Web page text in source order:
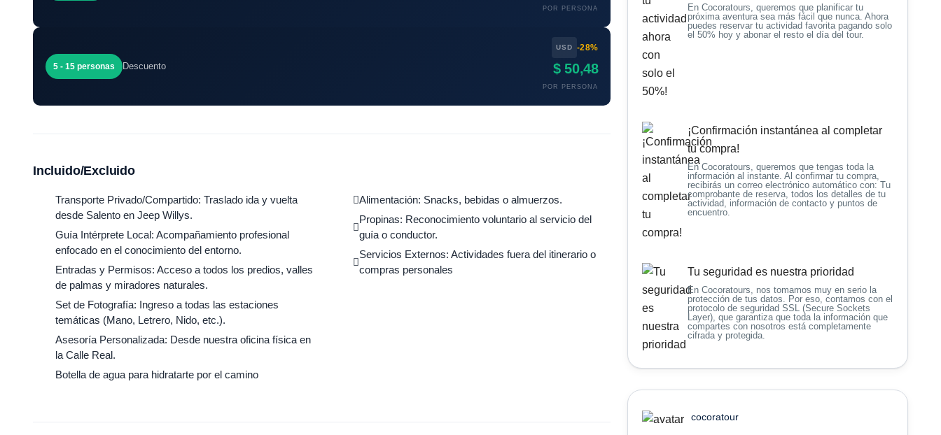
POR PERSONA
5 - 15 personas Descuento
USD -28%
$ 50,48
POR PERSONA
Incluido/Excluido
Transporte Privado/Compartido: Traslado ida y vuelta
desde Salento en Jeep Willys.
Guía Intérprete Local: Acompañamiento profesional
enfocado en el conocimiento del entorno.
Entradas y Permisos: Acceso a todos los predios, valles
de palmas y miradores naturales.
Set de Fotografía: Ingreso a todas las estaciones
temáticas (Mano, Letrero, Nido, etc.).
Asesoría Personalizada: Desde nuestra oficina física en
la Calle Real.
Botella de agua para hidratarte por el camino
Alimentación: Snacks, bebidas o almuerzos.
Propinas: Reconocimiento voluntario al servicio del
guía o conductor.
Servicios Externos: Actividades fuera del itinerario o
compras personales
En Cocoratours, queremos que planificar tu
próxima aventura sea más fácil que nunca. Ahora
puedes reservar tu actividad favorita pagando solo
el 50% hoy y abonar el resto el día del tour.
¡Confirmación instantánea al completar
tu compra!
En Cocoratours, queremos que tengas toda la
información al instante. Al confirmar tu compra,
recibirás un correo electrónico automático con: Tu
comprobante de reserva, todos los detalles de tu
actividad, información de contacto y puntos de
encuentro.
Tu seguridad es nuestra prioridad
En Cocoratours, nos tomamos muy en serio la
protección de tus datos. Por eso, contamos con el
protocolo de seguridad SSL (Secure Sockets
Layer), que garantiza que toda la información que
compartes con nosotros está completamente
cifrada y protegida.
cocoratour